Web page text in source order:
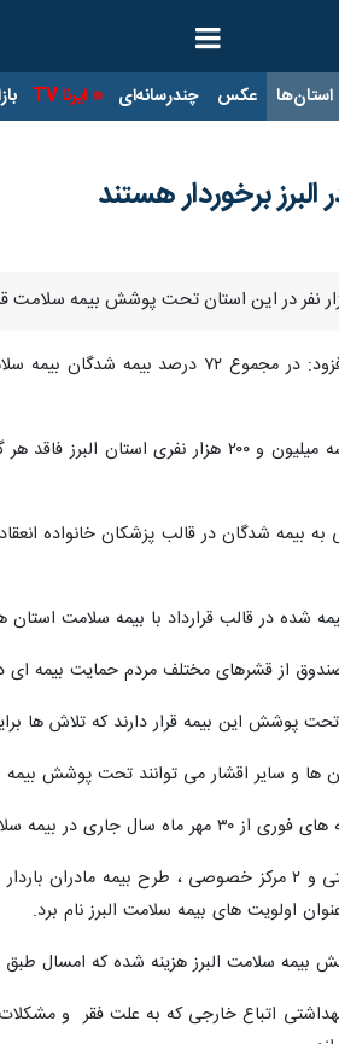
استان‌ها عکس چندرسانه‌ای ایرنا TV
روز یکشنبه در نشست با خبرنگاران
وی با بیان اینکه در مجموع بین ۱۵۰ هزار تا ۲۰۰
به بیمه شدگان در قالب پزشکان خانواده
شده در قالب قرارداد با بیمه سلامت
از قشرهای مختلف مردم حمایت بیمه ای
ها و سایر اقشار می توانند تحت پوشش بیمه
و به اجرا درآمده است .
وی از ارائه خدمات ناباروری به زوج ها با فعال سازی یک مرکز
اولویت های بیمه سلامت البرز نام برد.
اتباع خارجی که به علت فقر و